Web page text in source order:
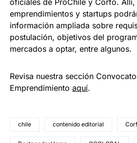
oficiales de ProChile y Corfo. Allí,
emprendimientos y startups
información ampliada sobre
postulación, objetivos del
mercados a optar, entre algunos.
Revisa nuestra sección
Emprendimiento aquí.
chile contenido editorial